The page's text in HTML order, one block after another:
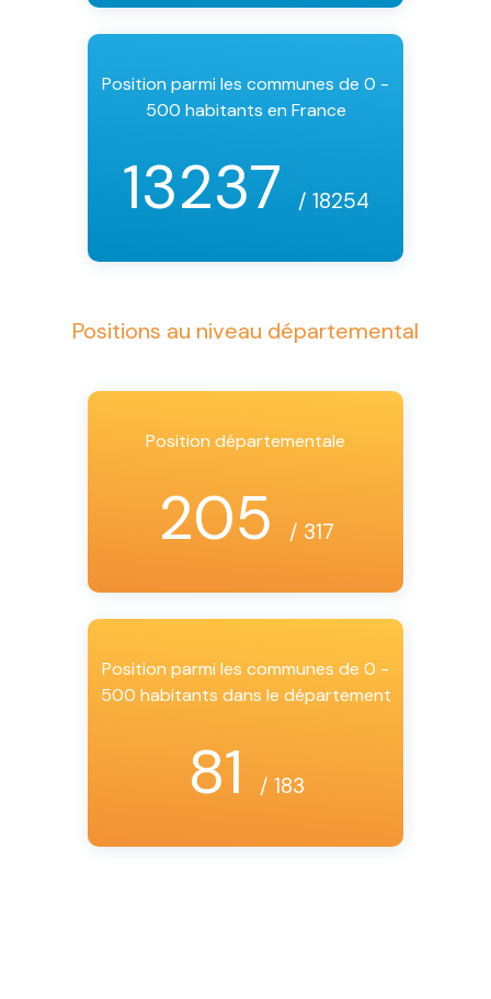
Position parmi les communes de 0 -
500 habitants en France
13237 / 18254
Positions au niveau départemental
Position départementale
205 / 317
Position parmi les communes de 0 -
500 habitants dans le département
81 / 183